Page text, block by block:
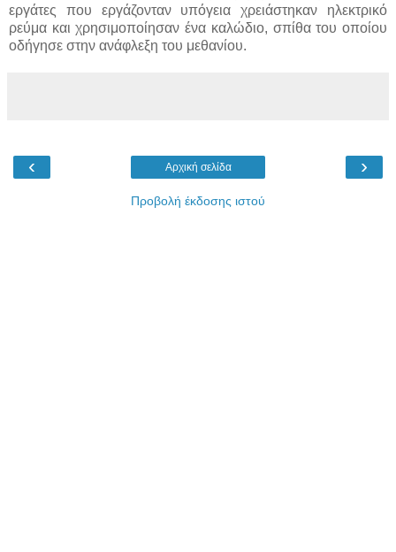
εργάτες που εργάζονταν υπόγεια χρειάστηκαν ηλεκτρικό
ρεύμα και χρησιμοποίησαν ένα καλώδιο, σπίθα του οποίου
οδήγησε στην ανάφλεξη του μεθανίου.
‹ ›
Αρχική σελίδα
Προβολή έκδοσης ιστού